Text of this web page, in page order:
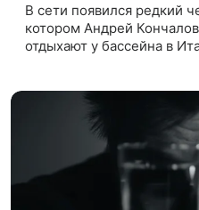
В сети появился редкий
котором Андрей
отдыхают у бассейна в